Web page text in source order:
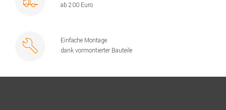
ab 200 Euro
Einfache Montage
dank vormontierter Bauteile